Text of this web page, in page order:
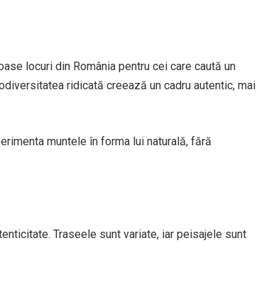
locuri din România pentru cei care caută un
ridicată creează un cadru autentic, mai
muntele în forma lui naturală, fără
Traseele sunt variate, iar peisajele sunt